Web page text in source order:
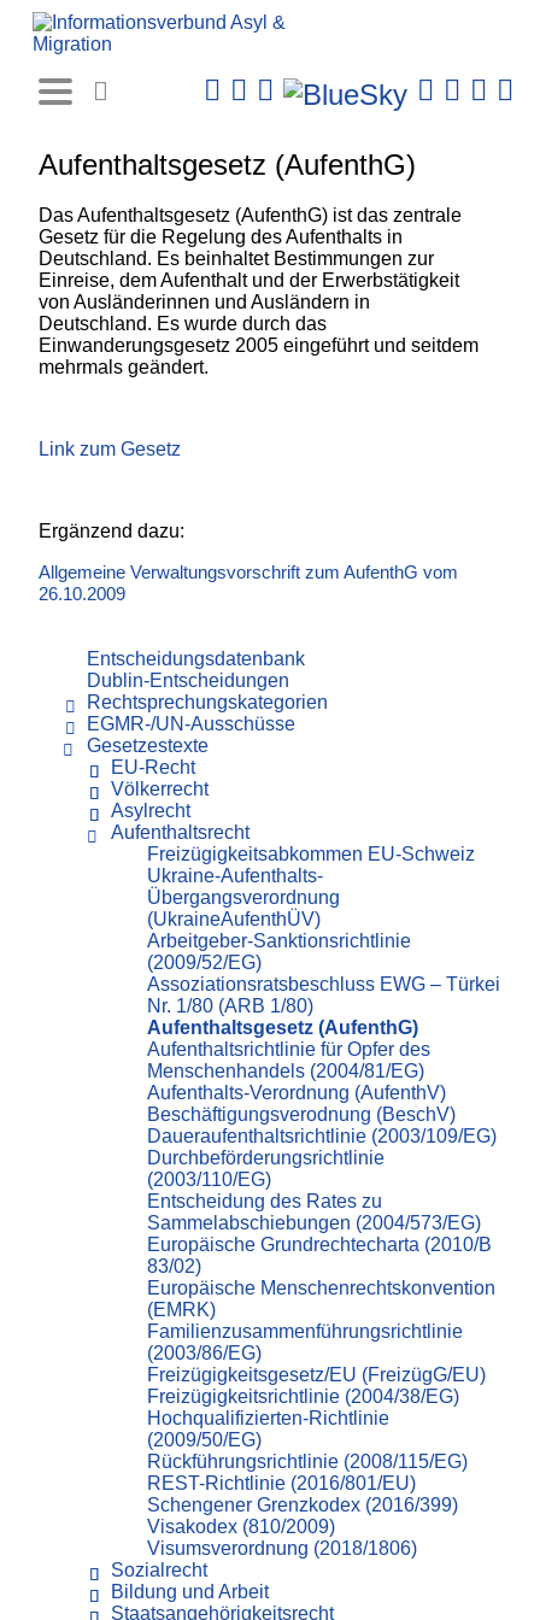
Aufenthaltsgesetz (AufenthG)
Das Aufenthaltsgesetz (AufenthG) ist das zentrale
Gesetz für die Regelung des Aufenthalts in
Deutschland. Es beinhaltet Bestimmungen zur
Einreise, dem Aufenthalt und der Erwerbstätigkeit
von Ausländerinnen und Ausländern in
Deutschland. Es wurde durch das
Einwanderungsgesetz 2005 eingeführt und seitdem
mehrmals geändert.
Link zum Gesetz
Ergänzend dazu:
Allgemeine Verwaltungsvorschrift zum AufenthG vom
26.10.2009
Entscheidungsdatenbank
Dublin-Entscheidungen
Rechtsprechungskategorien
EGMR-/UN-Ausschüsse
Gesetzestexte
EU-Recht
Völkerrecht
Asylrecht
Aufenthaltsrecht
Freizügigkeitsabkommen EU-Schweiz
Ukraine-Aufenthalts-
Übergangsverordnung
(UkraineAufenthÜV)
Arbeitgeber-Sanktionsrichtlinie
(2009/52/EG)
Assoziationsratsbeschluss EWG – Türkei
Nr. 1/80 (ARB 1/80)
Aufenthaltsgesetz (AufenthG)
Aufenthaltsrichtlinie für Opfer des
Menschenhandels (2004/81/EG)
Aufenthalts-Verordnung (AufenthV)
Beschäftigungsverodnung (BeschV)
Daueraufenthaltsrichtlinie (2003/109/EG)
Durchbeförderungsrichtlinie
(2003/110/EG)
Entscheidung des Rates zu
Sammelabschiebungen (2004/573/EG)
Europäische Grundrechtecharta (2010/B
83/02)
Europäische Menschenrechtskonvention
(EMRK)
Familienzusammenführungsrichtlinie
(2003/86/EG)
Freizügigkeitsgesetz/EU (FreizügG/EU)
Freizügigkeitsrichtlinie (2004/38/EG)
Hochqualifizierten-Richtlinie
(2009/50/EG)
Rückführungsrichtlinie (2008/115/EG)
REST-Richtlinie (2016/801/EU)
Schengener Grenzkodex (2016/399)
Visakodex (810/2009)
Visumsverordnung (2018/1806)
Sozialrecht
Bildung und Arbeit
Staatsangehörigkeitsrecht